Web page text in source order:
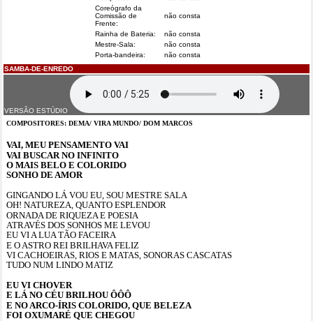
Coreógrafo da
Comissão de
Frente:
não consta
Rainha de Bateria:
não consta
Mestre-Sala:
não consta
Porta-bandeira:
não consta
SAMBA-DE-ENREDO
VERSÃO ESTÚDIO
COMPOSITORES: DEMA/ VIRA MUNDO/ DOM MARCOS
VAI, MEU PENSAMENTO VAI
VAI BUSCAR NO INFINITO
O MAIS BELO E COLORIDO
SONHO DE AMOR
GINGANDO LÁ VOU EU, SOU MESTRE SALA
OH! NATUREZA, QUANTO ESPLENDOR
ORNADA DE RIQUEZA E POESIA
ATRAVÉS DOS SONHOS ME LEVOU
EU VI A LUA TÃO FACEIRA
E O ASTRO REI BRILHAVA FELIZ
VI CACHOEIRAS, RIOS E MATAS, SONORAS CASCATAS
TUDO NUM LINDO MATIZ
EU VI CHOVER
E LÁ NO CÉU BRILHOU ÔÔÔ
E NO ARCO-ÍRIS COLORIDO, QUE BELEZA
FOI OXUMARÉ QUE CHEGOU